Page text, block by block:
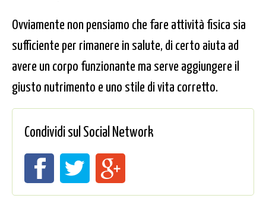
Ovviamente non pensiamo che fare attività fisica sia
sufficiente per rimanere in salute, di certo aiuta ad
avere un corpo funzionante ma serve aggiungere il
giusto nutrimento e uno stile di vita corretto.
Condividi sul Social Network